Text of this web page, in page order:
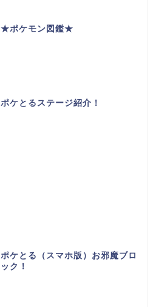
★ポケモン図鑑★
ポケとるステージ紹介！
ポケとる（スマホ版）お邪魔ブロ
ック！